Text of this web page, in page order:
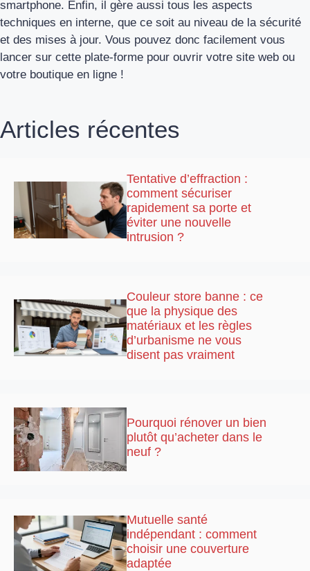
smartphone. Enfin, il gère aussi tous les aspects
techniques en interne, que ce soit au niveau de la sécurité
et des mises à jour. Vous pouvez donc facilement vous
lancer sur cette plate-forme pour ouvrir votre site web ou
votre boutique en ligne !
Articles récentes
Tentative d’effraction :
comment sécuriser
rapidement sa porte et
éviter une nouvelle
intrusion ?
Couleur store banne : ce
que la physique des
matériaux et les règles
d’urbanisme ne vous
disent pas vraiment
Pourquoi rénover un bien
plutôt qu’acheter dans le
neuf ?
Mutuelle santé
indépendant : comment
choisir une couverture
adaptée